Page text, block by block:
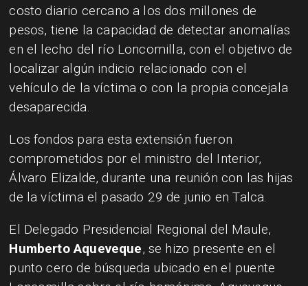
costo diario cercano a los dos millones de
pesos, tiene la capacidad de detectar anomalías
en el lecho del río Loncomilla, con el objetivo de
localizar algún indicio relacionado con el
vehículo de la víctima o con la propia concejala
desaparecida.
Los fondos para esta extensión fueron
comprometidos por el ministro del Interior,
Álvaro Elizalde, durante una reunión con las hijas
de la víctima el pasado 29 de junio en Talca.
El Delegado Presidencial Regional del Maule,
Humberto Aqueveque, se hizo presente en el
punto cero de búsqueda ubicado en el puente